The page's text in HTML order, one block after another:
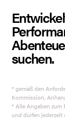
suchen.
* gemäß den
Kommission,
* Alle Angaben zum
und dürfen